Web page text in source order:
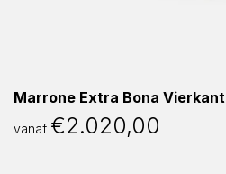
Marrone Extra Bona Vierkant
vanaf €2.020,00